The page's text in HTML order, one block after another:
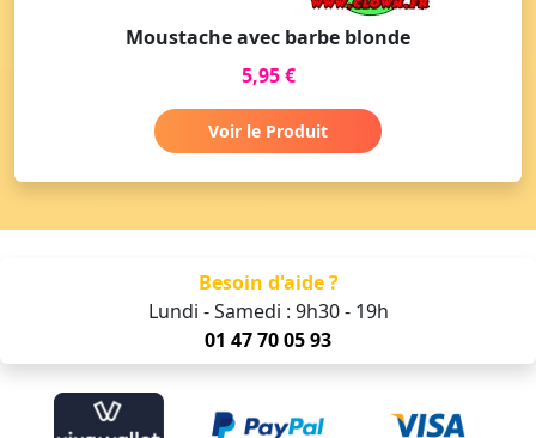
Moustache avec barbe blonde
5,95 €
Voir le Produit
Besoin d'aide ?
Lundi - Samedi : 9h30 - 19h
01 47 70 05 93